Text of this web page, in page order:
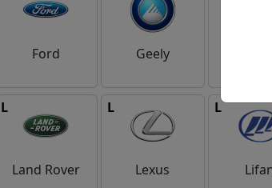
Ford Geely
L
Land Rover
L
Lexus
L